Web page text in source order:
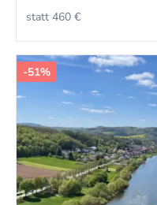
statt 460 €
-51%